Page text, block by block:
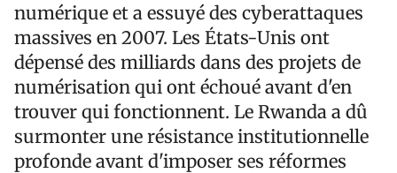
numérique et a essuyé des cyberattaques
massives en 2007. Les États-Unis ont
dépensé des milliards dans des projets de
numérisation qui ont échoué avant d'en
trouver qui fonctionnent. Le Rwanda a dû
surmonter une résistance institutionnelle
profonde avant d'imposer ses réformes